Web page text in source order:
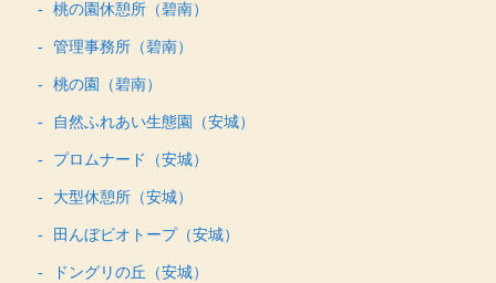
桃の園休憩所（碧南）
管理事務所（碧南）
桃の園（碧南）
自然ふれあい生態園（安城）
プロムナード（安城）
大型休憩所（安城）
田んぼビオトープ（安城）
ドングリの丘（安城）